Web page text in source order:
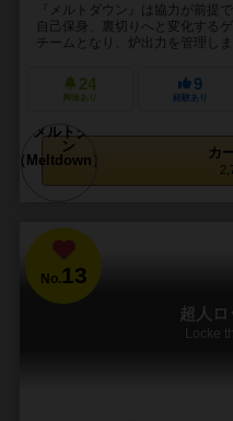
『メルトダウン』は協力が前提
自己保身、裏切りへと変化する
チームとなり、炉出力を管理し
24
興味あり
9
経験あり
カ
No.13
超人ロ
Locke